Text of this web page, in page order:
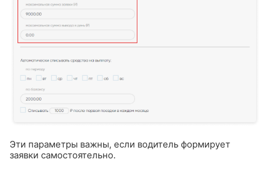
Эти параметры важны, если водитель формирует
заявки самостоятельно.